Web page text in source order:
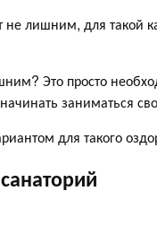
не лишним, для такой
Это просто
заниматься
для такого